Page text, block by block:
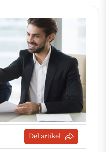
Del artikel